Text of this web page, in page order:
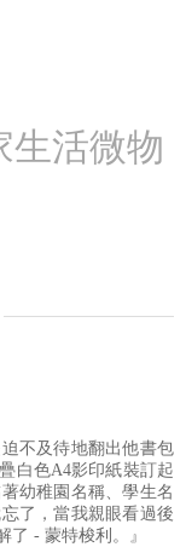
微物
不及待地翻出他書包
白色A4影印紙裝訂起
幼稚園名稱、學生名
了，當我親眼看過後
- 蒙特梭利。』